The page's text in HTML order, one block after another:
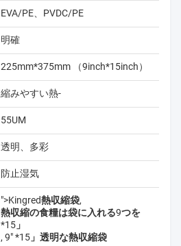
EVA/PE、PVDC/PE
明確
225mm*375mm （9inch*15inch）
縮みやすい熱-
55UM
透明、多彩
防止湿気
">Kingred熱収縮袋,
熱収縮の食糧は袋に入れる9つを
*15」
, 9" *15」透明な熱収縮袋